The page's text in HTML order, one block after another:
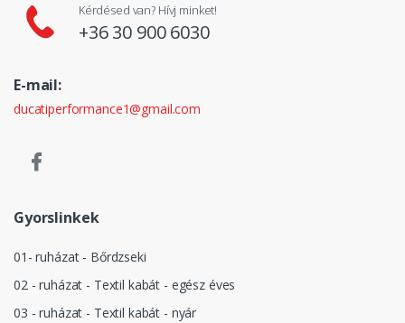
Kérdésed van? Hívj minket!
+36 30 900 6030
E-mail:
ducatiperformance1@gmail.com
Gyorslinkek
01- ruházat - Bőrdzseki
02 - ruházat - Textil kabát - egész éves
03 - ruházat - Textil kabát - nyár